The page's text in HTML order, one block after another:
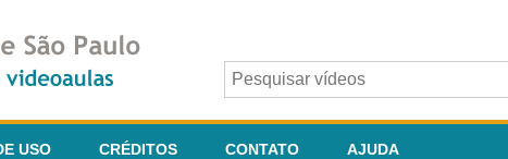
USO CRÉDITOS CONTATO AJUDA